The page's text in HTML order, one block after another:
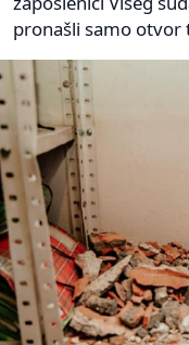
pronašli samo otvor